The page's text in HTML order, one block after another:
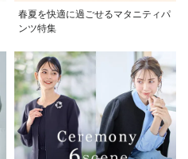
春夏を快適に過ごせるマタニティパ
ンツ特集